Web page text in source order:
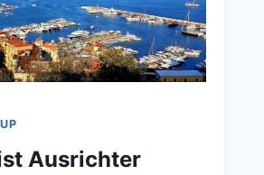
Ausrichter